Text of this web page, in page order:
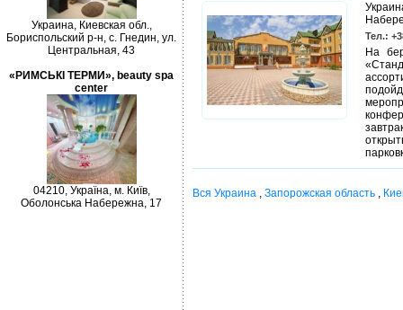
Украина, Киевская обл.,
Бориспольский р-н, с. Гнедин, ул.
Центральная, 43
«РИМСЬКІ ТЕРМИ», beauty spa
center
04210, Україна, м. Київ,
Оболонська Набережна, 17
Тел.:
На
Вся Украина , Запорожская область ,